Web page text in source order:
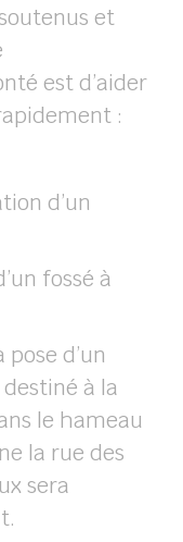
et
est d’aider
:
d’un
fossé à
d’un
à la
le hameau
la rue des
sera